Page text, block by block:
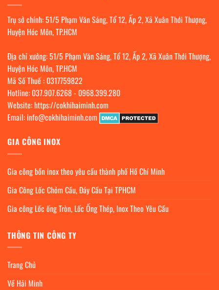
Trụ sở chính: 51/5 Phạm Văn Sáng, Tổ 12, Ấp 2, Xã Xuân Thới Thượng,
Huyện Hóc Môn, TP.HCM
Địa chỉ xưởng: 51/5 Phạm Văn Sáng, Tổ 12, Ấp 2, Xã Xuân Thới Thượng,
Huyện Hóc Môn, TP.HCM
Mã Số Thuế : 0317759822
Hotline: 037.907.6268- 0968.399.280
Website: https://cokhihaiminh.com
Email: info@cokhihaiminh.com
GIA CÔNG INOX
Gia công bồn inox theo yêu cầu thành phố Hồ Chí Minh
Gia Công Lốc Chỏm Cầu, Đáy Cầu Tại TPHCM
Gia công Lốc ống Tròn, Lốc Ống Thép, Inox Theo Yêu Cầu
THÔNG TIN CÔNG TY
Trang Chủ
Về Hải Minh